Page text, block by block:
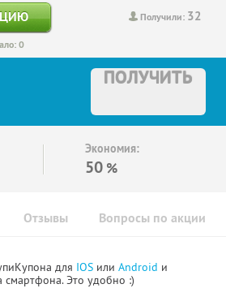
Получили: 32
0
ПОЛУЧИТЬ
Экономия:
50 %
Отзывы Вопросы по акции
для IOS или Android и
смартфона. Это удобно :)